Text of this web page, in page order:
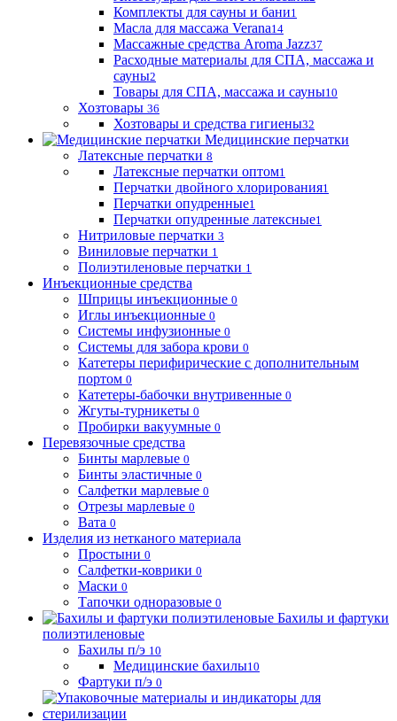
Комплекты для сауны и бани1
Масла для массажа Verana14
Массажные средства Aroma Jazz37
Расходные материалы для СПА, массажа и
сауны2
Товары для СПА, массажа и сауны10
Хозтовары 36
Хозтовары и средства гигиены32
Медицинские перчатки
Латексные перчатки 8
Латексные перчатки оптом1
Перчатки двойного хлорирования1
Перчатки опудренные1
Перчатки опудренные латексные1
Нитриловые перчатки 3
Виниловые перчатки 1
Полиэтиленовые перчатки 1
Инъекционные средства
Шприцы инъекционные 0
Иглы инъекционные 0
Системы инфузионные 0
Системы для забора крови 0
Катетеры перифирические с дополнительным
портом 0
Катетеры-бабочки внутривенные 0
Жгуты-турникеты 0
Пробирки вакуумные 0
Перевязочные средства
Бинты марлевые 0
Бинты эластичные 0
Салфетки марлевые 0
Отрезы марлевые 0
Вата 0
Изделия из нетканого материала
Простыни 0
Салфетки-коврики 0
Маски 0
Тапочки одноразовые 0
Бахилы и фартуки
полиэтиленовые
Бахилы п/э 10
Медицинские бахилы10
Фартуки п/э 0